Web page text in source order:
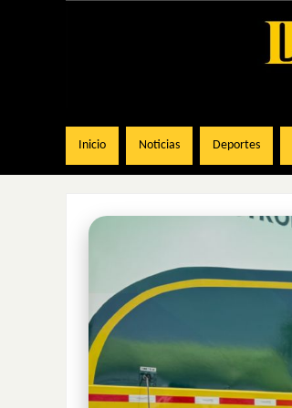
Inicio Noticias Deportes